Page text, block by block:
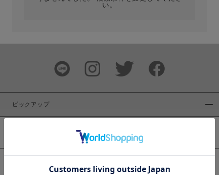
ブランド
い。
ピックアップ